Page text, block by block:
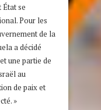
se
Pour les
de la
a décidé
une partie de
au
de paix et
»